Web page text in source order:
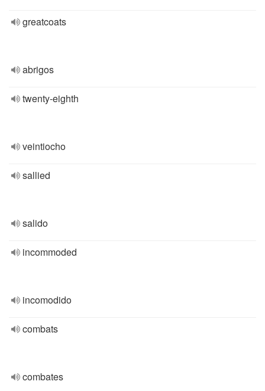
greatcoats
abrigos
twenty-eighth
veintiocho
sallied
salido
incommoded
incomodido
combats
combates